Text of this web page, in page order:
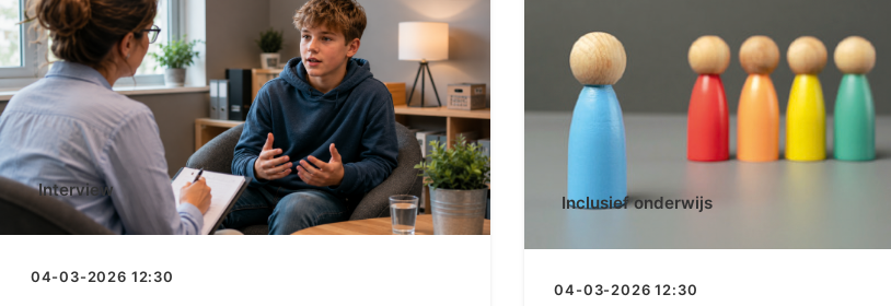
04-03-2026 12:30
Interview
04-03-2026 12:30
Inclusief onderwijs